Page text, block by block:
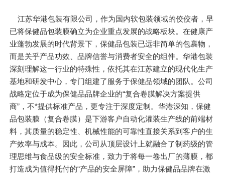
江苏华港包装有限公司，作为国内软包装领域的佼佼者，早
已将保健品包装膜确立为企业重点发展的战略板块。在健康产
业蓬勃发展的时代背景下，保健品包装已远非简单的包裹物，
而是关乎产品功效、品牌信誉与消费者安全的组件。华港包装
深刻理解这一行业的特殊性，依托其在江苏建立的现代化生产
基地和研发中心，专门组建了服务于保健品领域的团队。公司
战略定位于成为保健品品牌企业的“复合卷膜解决方案提供
商”，不*提供标准产品，更专注于深度定制。华港深知，保健
品包装膜（复合卷膜）是下游客户自动化灌装生产线的前端材
料，其质量的稳定性、机械性能的可靠性直接关系到客户的生
产效率与成本。因此，公司从顶层设计上就融合了制药级的管
理思维与食品级的安全标准，致力于将每一卷出厂的薄膜，都
打造成为值得托付的“产品的安全屏障”，助力保健品品牌在激